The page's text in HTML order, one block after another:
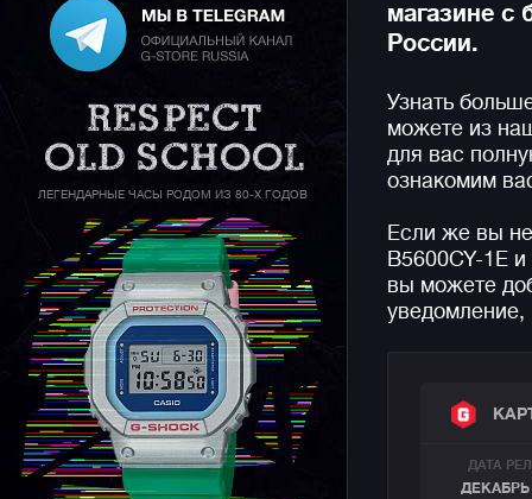
ЛЕГЕНДАРНЫЕ ЧАСЫ РОДОМ ИЗ 80-Х ГОДОВ
магазине с
России.
Узнать
можете из
для вас
ознакомим
Если же вы
B5600CY-1E
вы можете
уведомление,
ДАТА
ДЕКАБРЬ